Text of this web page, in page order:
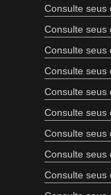
Consulte seus
Consulte seus
Consulte seus
Consulte seus
Consulte seus
Consulte seus
Consulte seus
Consulte seus
Consulte seus